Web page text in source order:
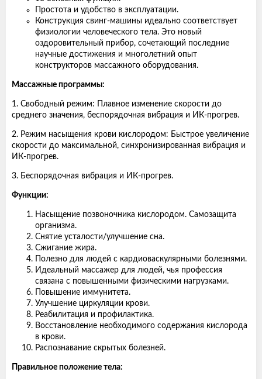
Простота и удобство в эксплуатации.
Конструкция свинг-машины идеально соответствует
физиологии человеческого тела. Это новый
оздоровительный прибор, сочетающий последние
научные достижения и многолетний опыт
конструкторов массажного оборудования.
Массажные программы:
1. Свободный режим: Плавное изменение скорости до
среднего значения, беспорядочная вибрация и ИК-прогрев.
2. Режим насыщения крови кислородом: Быстрое увеличение
скорости до максимальной, синхронизированная вибрация и
ИК-прогрев.
3. Беспорядочная вибрация и ИК-прогрев.
Функции:
Насыщение позвоночника кислородом. Самозащита
организма.
Снятие усталости/улучшение сна.
Сжигание жира.
Полезно для людей с кардиоваскулярными болезнями.
Идеальный массажер для людей, чья профессия
связана с повышенными физическими нагрузками.
Повышение иммунитета.
Улучшение циркуляции крови.
Реабилитация и профилактика.
Восстановление необходимого содержания кислорода
в крови.
Распознавание скрытых болезней.
Правильное положение тела: